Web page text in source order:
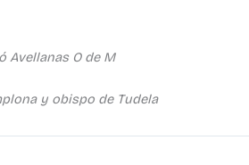
Avellanas O de M
y obispo de Tudela